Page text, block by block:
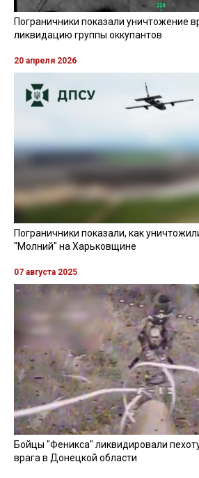
Пограничники показали уничтожение
ликвидацию группы оккупантов
20 апреля 2026
Пограничники показали, как
"Молний" на Харьковщине
07 августа 2025
Бойцы "Феникса" ликвидировали
врага в Донецкой области